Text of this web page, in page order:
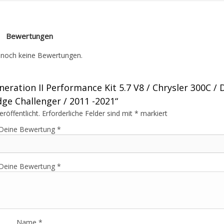
Bewertungen
keine Bewertungen.
II Performance Kit 5.7 V8 / Chrysler 300C /
Challenger / 2011 -2021“
Erforderliche Felder sind mit * markiert
Bewertung *
Bewertung *